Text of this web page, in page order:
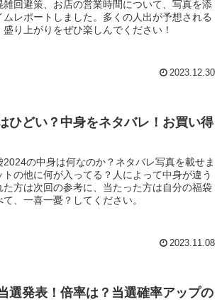
回避策、お店の営業時間について、写真を添
ムレポートしました。多くの人出が予想される
り上がりをぜひ楽しんでください！
2023.12.30
ひどい？中身をネタバレ！お買い得
の中身は何なのか？ネタバレ写真を載せま
トの他に何が入ってる？人によって中身が違う
方は次回の参考に、当たった方は自分の福袋
、一喜一憂？してください。
2023.11.08
選発表！倍率は？当選確率アップの